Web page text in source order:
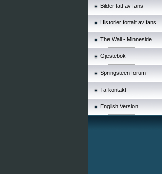
Bilder tatt av fans
Historier fortalt av fans
The Wall - Minneside
Gjestebok
Springsteen forum
Ta kontakt
English Version